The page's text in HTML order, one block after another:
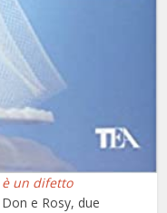
è un difetto
e Rosy, due